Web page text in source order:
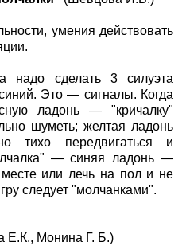
умения действовать
надо сделать 3 силуэта
Это — сигналы. Когда
ладонь — "кричалку"
шуметь; желтая ладонь
передвигаться и
— синяя ладонь —
или лечь на пол и не
следует "молчанками".
Е.К., Монина Г. Б.)